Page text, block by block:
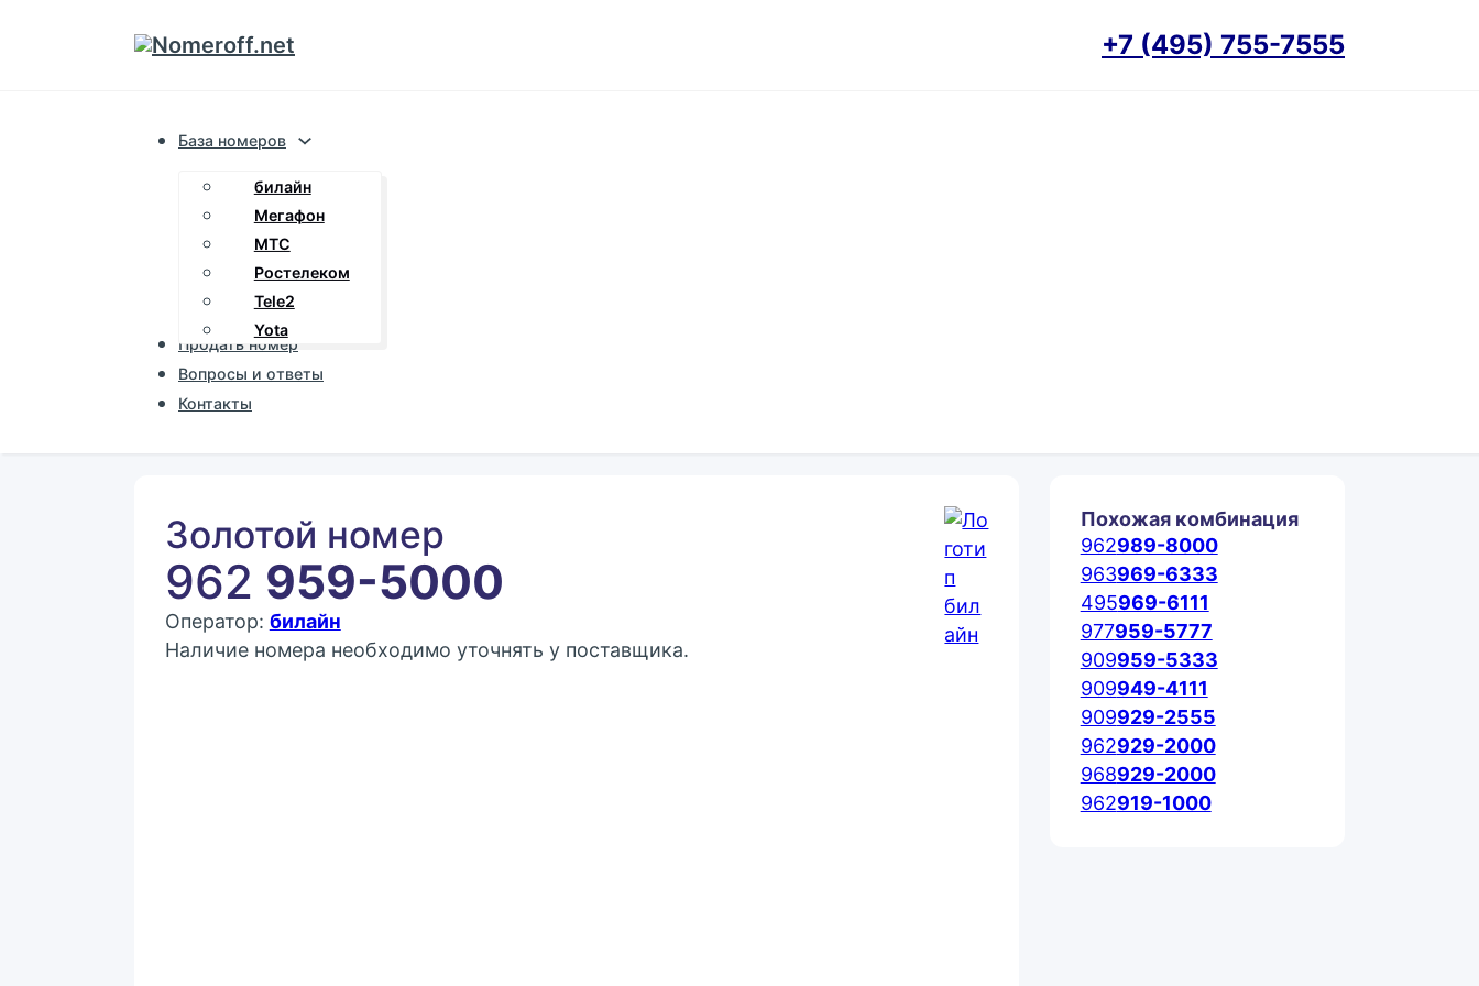
+7 (495) 755-7555
База номеров
билайн
Мегафон
МТС
Ростелеком
Tele2
Yota
Продать номер
Вопросы и ответы
Контакты
Золотой номер
962 959-5000
Оператор: билайн
Наличие номера необходимо уточнять у поставщика.
Похожая комбинация
962989-8000
963969-6333
495969-6111
977959-5777
909959-5333
909949-4111
909929-2555
962929-2000
968929-2000
962919-1000